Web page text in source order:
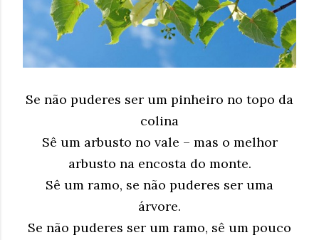
Se não puderes ser um pinheiro no topo da
colina
Sê um arbusto no vale – mas o melhor
arbusto na encosta do monte.
Sê um ramo, se não puderes ser uma
árvore.
Se não puderes ser um ramo, sê um pouco